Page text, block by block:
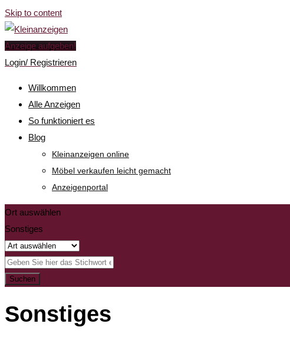
Skip to content
Anzeige aufgeben!
Login/ Registrieren
Willkommen
Alle Anzeigen
So funktioniert es
Blog
Kleinanzeigen online
Möbel verkaufen leicht gemacht
Anzeigenportal
Ort auswählen
Sonstiges
Suchen
Sonstiges